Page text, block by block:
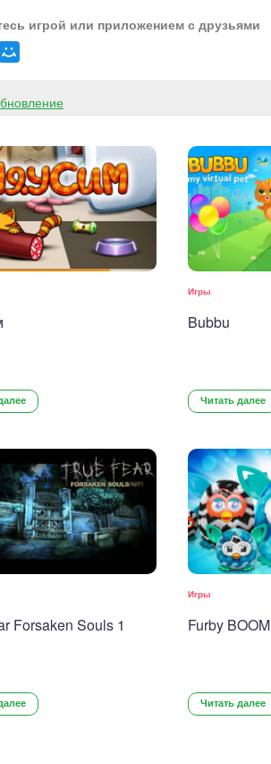
игрой или приложением с друзьями
Игры
Bubbu
Читать далее
Forsaken Souls 1
Игры
Furby BOOM
Читать далее